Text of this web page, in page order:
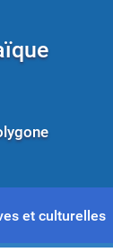
et culturelles